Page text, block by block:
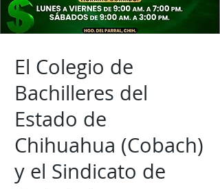
El Colegio de
Bachilleres del
Estado de
Chihuahua (Cobach)
y el Sindicato de